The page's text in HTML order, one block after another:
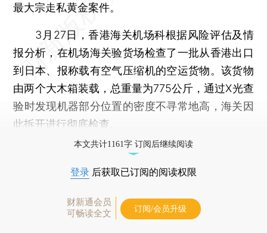
最大宗走私黄金案件。
3月27日，香港海关机场科根据风险评估及情
报分析，在机场海关验货场检查了一批从香港出口
到日本、报称载有空气压缩机的空运货物。该货物
由两个大木箱装载，总重量为775公斤，通过X光查
验时发现机器部分位置的密度不寻常地高，海关因
此拆开进行彻底检查。
本文共计1161字 订阅后继续阅读
登录 后获取已订阅的阅读权限
财新通会员
可畅读全文
订阅/会员升级